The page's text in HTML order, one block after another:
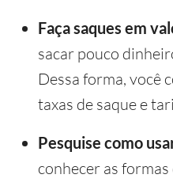
Faça saques em
sacar pouco
Dessa forma, você
taxas de saque e
Pesquise como
conhecer as